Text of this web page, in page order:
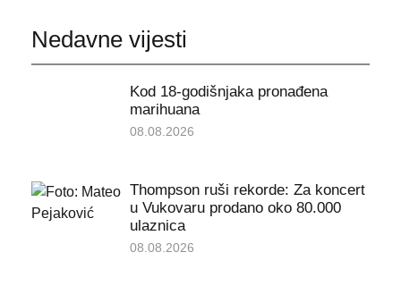
Nedavne vijesti
Kod 18-godišnjaka pronađena
marihuana
08.08.2026
Thompson ruši rekorde: Za koncert
u Vukovaru prodano oko 80.000
ulaznica
08.08.2026